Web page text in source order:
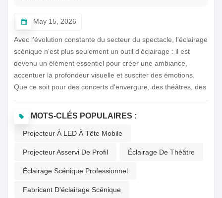
May 15, 2026
Avec l'évolution constante du secteur du spectacle, l'éclairage
scénique n'est plus seulement un outil d'éclairage : il est
devenu un élément essentiel pour créer une ambiance,
accentuer la profondeur visuelle et susciter des émotions.
Que ce soit pour des concerts d'envergure, des théâtres, des
musique en plein air, les systèmes d'éclairage professionnels
et l'expérience du public.Dans les productions scéniques
résume pas à être « suffisamment lumineux » ; il s'agit de
donner à la scène une apparence véritablement
professionnel d'éclairage scénique f...
MOTS-CLÉS POPULAIRES :
Projecteur À LED À Tête Mobile
Projecteur Asservi De Profil Éclairage De Théâtre
Éclairage Scénique Professionnel
Fabricant D'éclairage Scénique